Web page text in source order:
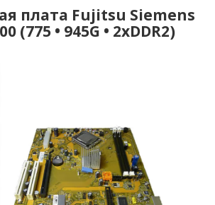
плата Fujitsu Siemens
(775 • 945G • 2xDDR2)